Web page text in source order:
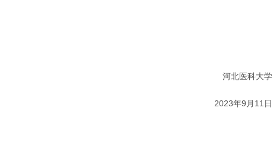
河北医科大学
2023年9月11日